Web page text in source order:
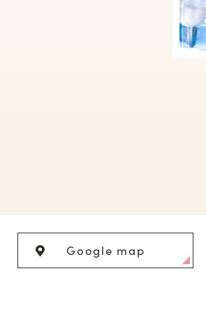
Google map